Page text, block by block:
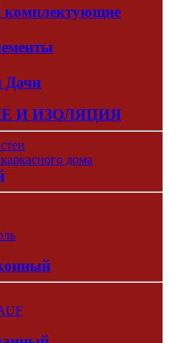
комплектующие
Дачи
И ИЗОЛЯЦИЯ
дома